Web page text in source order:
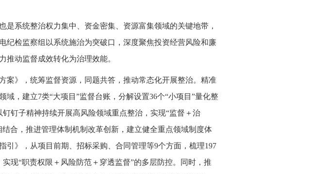
系统整治权力集中、资金密集、资源富集领域的关键地带，
纪检监察组以系统施治为突破口，深度聚焦投资经营风险和廉
推动监督成效转化为治理效能。
案》，统筹监督资源，同题共答，推动常态化开展整治。精准
，建立7类“大项目”监督台账，分解设置36个“小项目”量化整
钉子精神持续开展高风险领域重点整治，实现“监督＋治
合，推进管理体制机制改革创新，建立健全重点领域制度体
》，从项目前期、招标采购、合同管理等9个方面，梳理197
现“职责权限＋风险防范＋穿透监督”的多层防控。同时，推